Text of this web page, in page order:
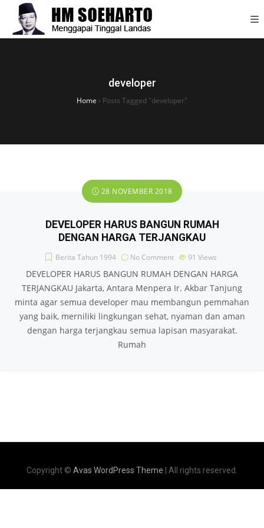
developer
Home › Posts Tagged "developer"
28 NOVEMBER 2018
DEVELOPER HARUS BANGUN RUMAH
DENGAN HARGA TERJANGKAU
Berita Tahun 1994 No Comment 91 Views
DEVELOPER HARUS BANGUN RUMAH DENGAN HARGA
TERJANGKAU Jakarta, Antara Menpera Ir. Akbar Tanjung
minta agar semua developer mau membangun pemmahan
yang baik, merniliki lingkungan sehat, nyaman dan aman
dengan harga terjangkau semua lapisan masyarakat.
Rumah
Copyright © Avas WordPress Theme | All rights reserved.